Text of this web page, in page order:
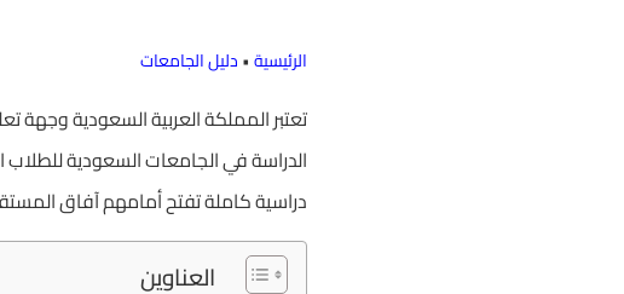
الرئيسية•دليل الجامعات
تعتبر المملكة العربية السعودية
الدراسة في الجامعات السعودية
دراسية كاملة تفتح أمامهم آفاق
العناوين